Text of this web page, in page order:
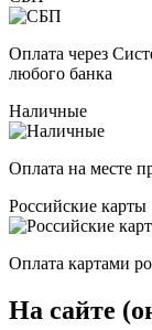
Оплата через
любого банка
Наличные
Оплата на месте
Российские карты
Оплата картами
На сайте